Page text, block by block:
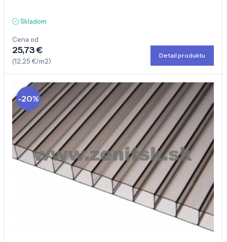
Skladom
Cena od
25,73 €
(12,25 €/m2)
Detail produktu
-20%